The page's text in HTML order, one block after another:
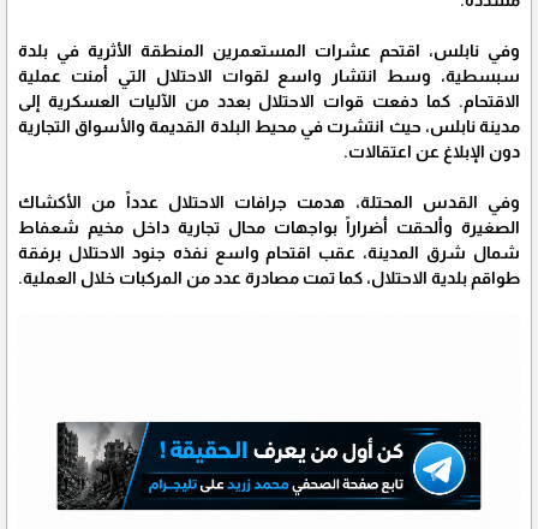
وفي نابلس، اقتحم عشرات المستعمرين المنطقة الأثرية في بلدة
سبسطية، وسط انتشار واسع لقوات الاحتلال التي أمنت عملية
الاقتحام. كما دفعت قوات الاحتلال بعدد من الآليات العسكرية إلى
مدينة نابلس، حيث انتشرت في محيط البلدة القديمة والأسواق التجارية
دون الإبلاغ عن اعتقالات.
وفي القدس المحتلة، هدمت جرافات الاحتلال عدداً من الأكشاك
الصغيرة وألحقت أضراراً بواجهات محال تجارية داخل مخيم شعفاط
شمال شرق المدينة، عقب اقتحام واسع نفذه جنود الاحتلال برفقة
طواقم بلدية الاحتلال، كما تمت مصادرة عدد من المركبات خلال العملية.